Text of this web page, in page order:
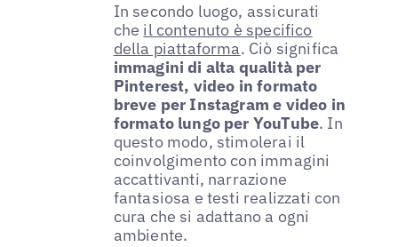
In secondo luogo, assicurati
che il contenuto è specifico
della piattaforma. Ciò significa
immagini di alta qualità per
Pinterest, video in formato
breve per Instagram e video in
formato lungo per YouTube. In
questo modo, stimolerai il
coinvolgimento con immagini
accattivanti, narrazione
fantasiosa e testi realizzati con
cura che si adattano a ogni
ambiente.